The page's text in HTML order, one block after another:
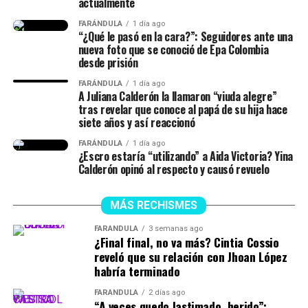
♬ original sound –
ISABELLA LADERA
FARÁNDULA 1 día ago
“¿Qué le pasó en la cara?”: Seguidores ante una
nueva foto que se conoció de Epa Colombia
desde prisión
FARÁNDULA 1 día ago
A Juliana Calderón la llamaron “viuda alegre”
tras revelar que conoce al papá de su hija hace
siete años y así reaccionó
FARÁNDULA 1 día ago
¿Escro estaría “utilizando” a Aida Victoria? Yina
Calderón opinó al respecto y causó revuelo
MÁS RECHISMES
FARÁNDULA 3 semanas ago
¿Final final, no va más? Cintia Cossio
reveló que su relación con Jhoan López
habría terminado
FARÁNDULA 2 días ago